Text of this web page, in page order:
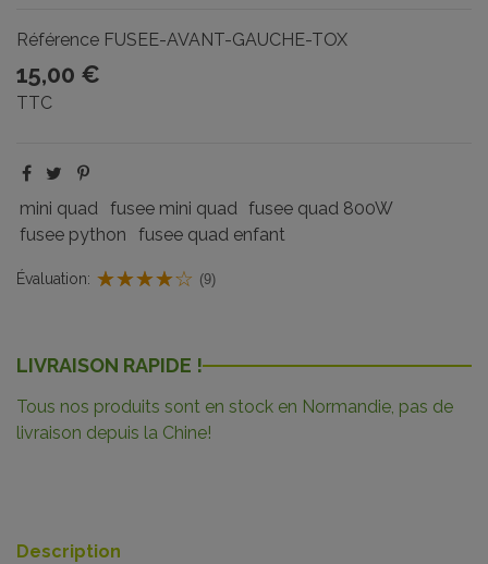
Référence FUSEE-AVANT-GAUCHE-TOX
15,00 €
TTC
mini quad fusee mini quad fusee quad 800W
fusee python
fusee quad enfant
Évaluation: (9)
LIVRAISON RAPIDE !
Tous nos produits sont en stock en Normandie, pas de
livraison depuis la Chine!
Description